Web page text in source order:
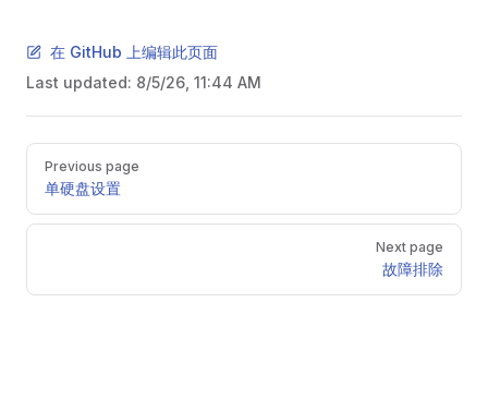
在 GitHub 上编辑此页面
Last updated: 8/5/26, 11:44 AM
PagerPrevious page
单硬盘设置
Next page
故障排除